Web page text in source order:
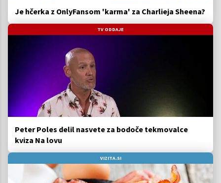
Je hčerka z OnlyFansom 'karma' za Charlieja Sheena?
TV ODDAJE
Peter Poles delil nasvete za bodoče tekmovalce
kviza Na lovu
VIZITA.SI